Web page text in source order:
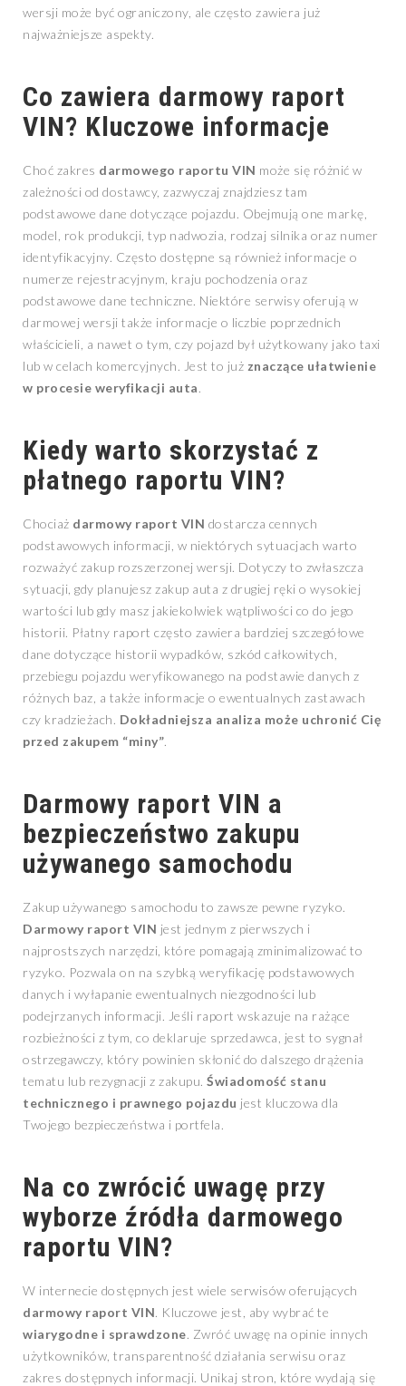
wersji może być ograniczony, ale często zawiera już
najważniejsze aspekty.
Co zawiera darmowy raport
VIN? Kluczowe informacje
Choć zakres darmowego raportu VIN może się różnić w
zależności od dostawcy, zazwyczaj znajdziesz tam
podstawowe dane dotyczące pojazdu. Obejmują one markę,
model, rok produkcji, typ nadwozia, rodzaj silnika oraz numer
identyfikacyjny. Często dostępne są również informacje o
numerze rejestracyjnym, kraju pochodzenia oraz
podstawowe dane techniczne. Niektóre serwisy oferują w
darmowej wersji także informacje o liczbie poprzednich
właścicieli, a nawet o tym, czy pojazd był użytkowany jako taxi
lub w celach komercyjnych. Jest to już znaczące ułatwienie
w procesie weryfikacji auta.
Kiedy warto skorzystać z
płatnego raportu VIN?
Chociaż darmowy raport VIN dostarcza cennych
podstawowych informacji, w niektórych sytuacjach warto
rozważyć zakup rozszerzonej wersji. Dotyczy to zwłaszcza
sytuacji, gdy planujesz zakup auta z drugiej ręki o wysokiej
wartości lub gdy masz jakiekolwiek wątpliwości co do jego
historii. Płatny raport często zawiera bardziej szczegółowe
dane dotyczące historii wypadków, szkód całkowitych,
przebiegu pojazdu weryfikowanego na podstawie danych z
różnych baz, a także informacje o ewentualnych zastawach
czy kradzieżach. Dokładniejsza analiza może uchronić Cię
przed zakupem “miny”.
Darmowy raport VIN a
bezpieczeństwo zakupu
używanego samochodu
Zakup używanego samochodu to zawsze pewne ryzyko.
Darmowy raport VIN jest jednym z pierwszych i
najprostszych narzędzi, które pomagają zminimalizować to
ryzyko. Pozwala on na szybką weryfikację podstawowych
danych i wyłapanie ewentualnych niezgodności lub
podejrzanych informacji. Jeśli raport wskazuje na rażące
rozbieżności z tym, co deklaruje sprzedawca, jest to sygnał
ostrzegawczy, który powinien skłonić do dalszego drążenia
tematu lub rezygnacji z zakupu. Świadomość stanu
technicznego i prawnego pojazdu jest kluczowa dla
Twojego bezpieczeństwa i portfela.
Na co zwrócić uwagę przy
wyborze źródła darmowego
raportu VIN?
W internecie dostępnych jest wiele serwisów oferujących
darmowy raport VIN. Kluczowe jest, aby wybrać te
wiarygodne i sprawdzone. Zwróć uwagę na opinie innych
użytkowników, transparentność działania serwisu oraz
zakres dostępnych informacji. Unikaj stron, które wydają się